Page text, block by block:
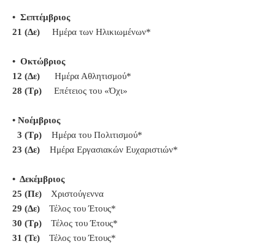
• Σεπτέμβριος
21 (Δε)
Hμέρα των Ηλικιωμένων*
• Οκτώβριος
12 (Δε)
Ημέρα Αθλητισμού*
28 (Τρ)
Επέτειος του «Όχι»
• Νοέμβριος
3 (Τρ)
Ημέρα του Πολιτισμού*
23 (Δε)
Ημέρα Εργασιακών Ευχαριστιών*
• Δεκέμβριος
25 (Πε) Χριστούγεννα
29 (Δε) Τέλος του Έτους*
30 (Τρ) Τέλος του Έτους*
31 (Τε) Τέλος του Έτους*